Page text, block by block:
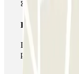
Pase
Durante tu
parkings de este